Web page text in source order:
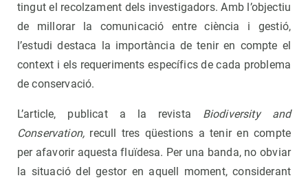
tingut el recolzament dels investigadors. Amb l’objectiu
de millorar la comunicació entre ciència i gestió,
l’estudi destaca la importància de tenir en compte el
context i els requeriments específics de cada problema
de conservació.
L’article, publicat a la revista Biodiversity and
Conservation, recull tres qüestions a tenir en compte
per afavorir aquesta fluïdesa. Per una banda, no obviar
la situació del gestor en aquell moment, considerant